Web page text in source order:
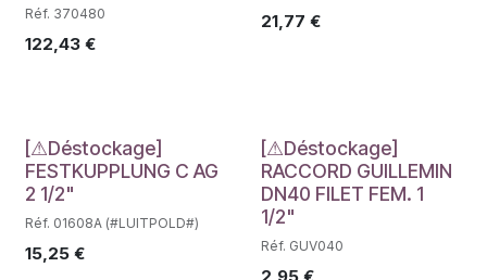
Réf. 370480
122,43 €
21,77 €
Déstockage
[⚠Déstockage]
FESTKUPPLUNG C AG
2 1/2"
Réf. 01608A (#LUITPOLD#)
15,25 €
Déstockage
[⚠Déstockage]
RACCORD GUILLEMIN
DN40 FILET FEM. 1
1/2"
Réf. GUV040
2,95€